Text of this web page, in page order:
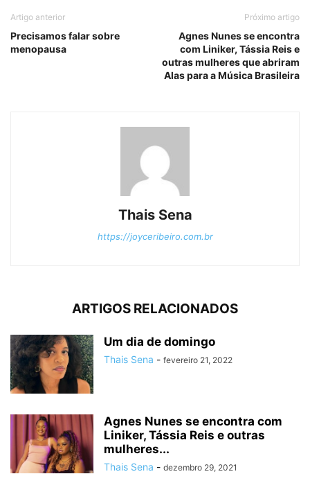
Artigo anterior
Precisamos falar sobre
menopausa
Próximo artigo
Agnes Nunes se encontra
com Liniker, Tássia Reis e
outras mulheres que abriram
Alas para a Música Brasileira
Thais Sena
https://joyceribeiro.com.br
ARTIGOS RELACIONADOS
Um dia de domingo
Thais Sena - fevereiro 21, 2022
Agnes Nunes se encontra com
Liniker, Tássia Reis e outras
mulheres...
Thais Sena - dezembro 29, 2021